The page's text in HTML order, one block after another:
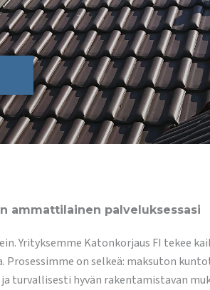
ammattilainen palveluksessasi
Yrityksemme Katonkorjaus FI tekee
on selkeä: maksuton
turvallisesti hyvän rakentamistavan